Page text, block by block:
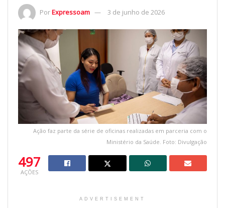
PorExpressoam 3 de junho de 2026
Ação faz parte da série de oficinas realizadas em parceria com o
Ministério da Saúde. Foto: Divulgação
497
AÇÕES
ADVERTISEMENT